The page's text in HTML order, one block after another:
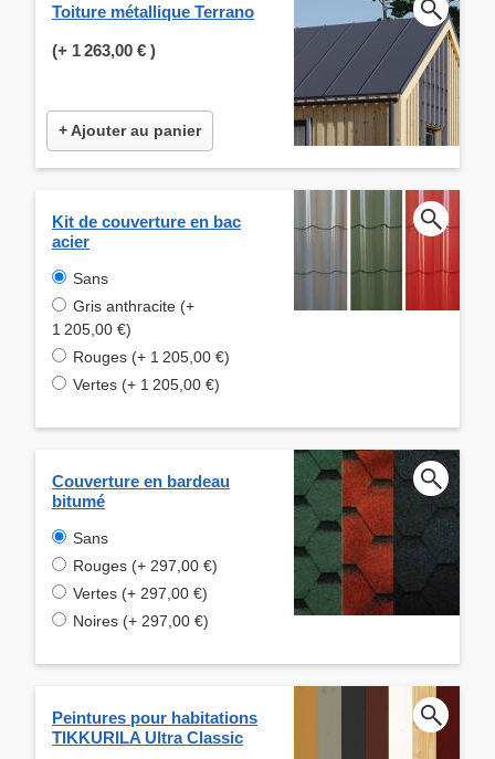
Toiture métallique Terrano
(+ 1 263,00 € )
+ Ajouter au panier
Kit de couverture en bac
acier
Sans
Gris anthracite (+
1 205,00 €)
Rouges (+ 1 205,00 €)
Vertes (+ 1 205,00 €)
Couverture en bardeau
bitumé
Sans
Rouges (+ 297,00 €)
Vertes (+ 297,00 €)
Noires (+ 297,00 €)
Peintures pour habitations
TIKKURILA Ultra Classic